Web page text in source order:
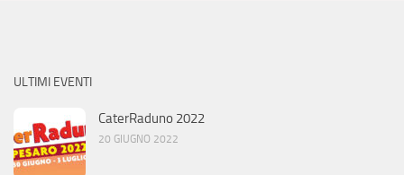
ULTIMI EVENTI
CaterRaduno 2022
20 GIUGNO 2022